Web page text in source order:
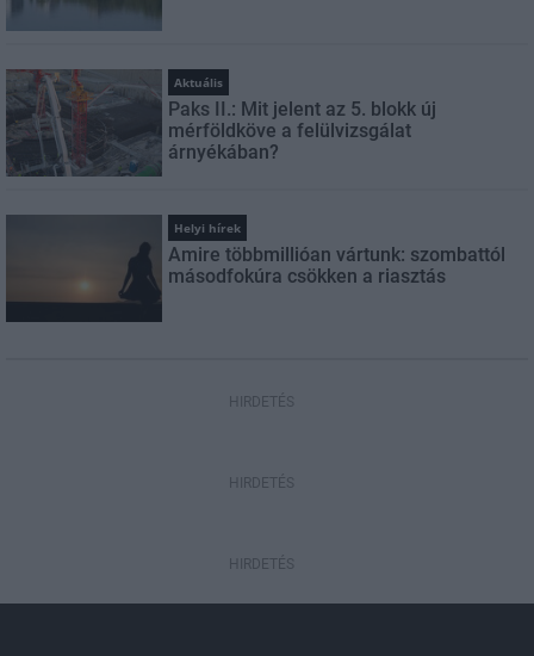
Aktuális
Paks II.: Mit jelent az 5. blokk új
mérföldköve a felülvizsgálat
árnyékában?
Helyi hírek
Amire többmillióan vártunk: szombattól
másodfokúra csökken a riasztás
HIRDETÉS
HIRDETÉS
HIRDETÉS